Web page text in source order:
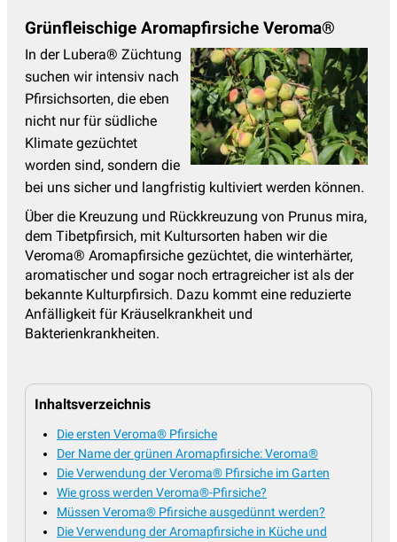
Säulenobst(19)
Veroma® Aromapfirsiche(2)
Wildbirnen(1)
Wildobst, Vitalobst(95)
Zitrus(107)
Zwergobstbäume
Grünfleischige Aromapfirsiche Veroma®
In der Lubera® Züchtung
suchen wir intensiv nach
Pfirsichsorten, die eben
nicht nur für südliche
Klimate gezüchtet
worden sind, sondern die
bei uns sicher und langfristig kultiviert werden können.
Über die Kreuzung und Rückkreuzung von Prunus mira,
dem Tibetpfirsich, mit Kultursorten haben wir die
Veroma® Aromapfirsiche gezüchtet, die winterhärter,
aromatischer und sogar noch ertragreicher ist als der
bekannte Kulturpfirsich. Dazu kommt eine reduzierte
Anfälligkeit für Kräuselkrankheit und
Bakterienkrankheiten.
Inhaltsverzeichnis
Die ersten Veroma® Pfirsiche
Der Name der grünen Aromapfirsiche: Veroma®
Die Verwendung der Veroma® Pfirsiche im Garten
Wie gross werden Veroma®-Pfirsiche?
Müssen Veroma® Pfirsiche ausgedünnt werden?
Die Verwendung der Aromapfirsiche in Küche und